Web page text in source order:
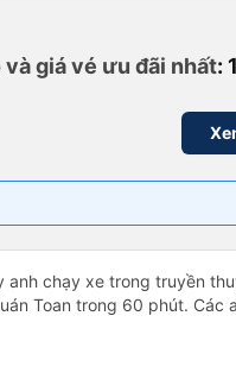
giá vé ưu đãi nhất:
anh chạy xe trong truyền
Toan trong 60 phút. Các